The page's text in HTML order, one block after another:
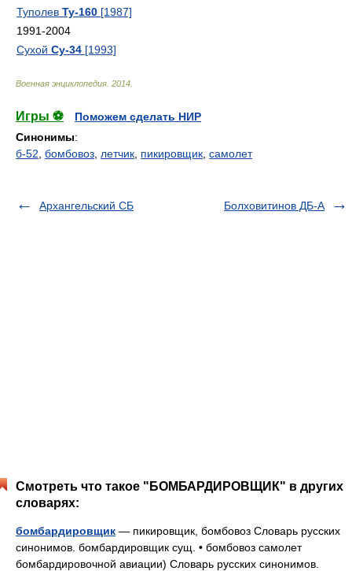
Туполев Ту-160 [1987]
1991-2004
Сухой Су-34 [1993]
Военная энциклопедия 2014
Игры ⚽
Поможем сделать НИР
Синонимы:
б-52 бомбовоз летчик пикировщик самолет
Архангельский СБ Болховитинов ДБ-А
Смотреть что такое "БОМБАРДИРОВЩИК" в других
словарях:
бомбардировщик — пикировщик, бомбовоз Словарь русских
синонимов. бомбардировщик сущ. • бомбовоз самолет
бомбардировочной авиации) Словарь русских синонимов.